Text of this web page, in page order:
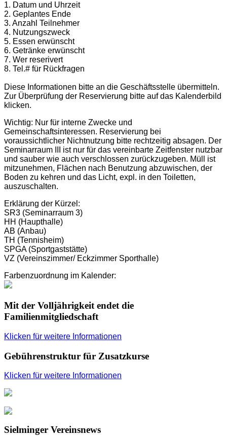
1. Datum und Uhrzeit
2. Geplantes Ende
3. Anzahl Teilnehmer
4. Nutzungszweck
5. Essen erwünscht
6. Getränke erwünscht
7. Wer reserivert
8. Tel.# für Rückfragen
Diese Informationen bitte an die Geschäftsstelle übermitteln.
Zur Überprüfung der Reservierung bitte auf das Kalenderbild
klicken.
Wichtig: Nur für interne Zwecke und
Gemeinschaftsinteressen. Reservierung bei
voraussichtlicher Nichtnutzung bitte rechtzeitig absagen. Der
Seminarraum III ist nur für das vereinbarte Zeitfenster nutzbar
und sauber wie auch verschlossen zurückzugeben. Müll ist
mitzunehmen, Flächen nach Benutzung abzuwischen, der
Boden zu kehren und das Licht, expl. in den Toiletten,
auszuschalten.
Erklärung der Kürzel:
SR3 (Seminarraum 3)
HH (Haupthalle)
AB (Anbau)
TH (Tennisheim)
SPGA (Sportgaststätte)
VZ (Vereinszimmer/ Eckzimmer Sporthalle)
Farbenzuordnung im Kalender:
Mit der Volljährigkeit endet die
Familienmitgliedschaft
Klicken für weitere Informationen
Gebührenstruktur für Zusatzkurse
Klicken für weitere Informationen
Sielminger Vereinsnews